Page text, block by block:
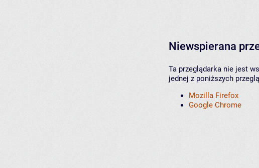
Niewspierana
Ta przeglądarka nie jest
jednej z poniższych
Mozilla Firefox
Google Chrome